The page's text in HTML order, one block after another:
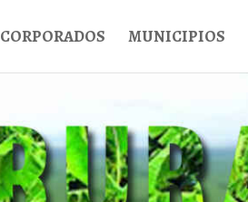
CORPORADOS MUNICIPIOS